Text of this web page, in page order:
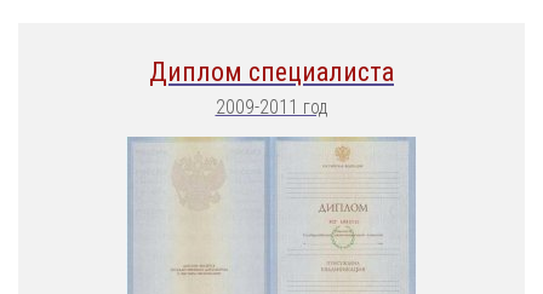
Диплом специалиста
2009-2011 год